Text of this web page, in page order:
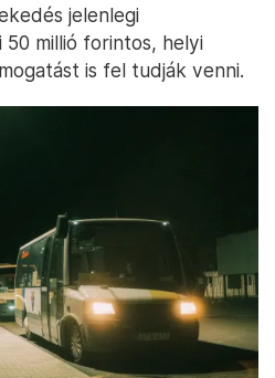
jelenlegi
50 millió forintos, helyi
is fel tudják venni.